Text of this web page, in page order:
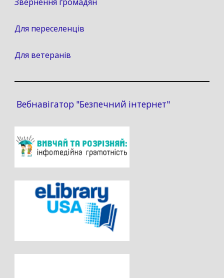
Для переселенців
Для ветеранів
Вебнавігатор "Безпечний інтернет"